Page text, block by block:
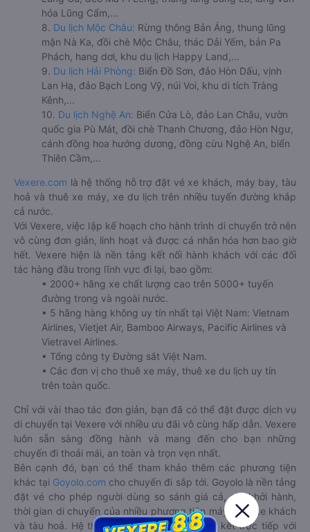
hóa Lũng Cẩm,...
8. Du lịch Mộc Châu: Rừng thông Bản Áng, thung lũng
mận Nà Ka, đồi chè Mộc Châu, thác Dải Yếm, bản Pa
Phách, hang dơi, khu du lịch Happy Land,...
9. Du lịch Hải Phòng: Biển Đồ Sơn, đảo Hòn Dấu, vịnh
Lan Hạ, đảo Bạch Long Vỹ, núi Voi, khu di tích Tràng
Kênh,...
10. Du lịch Nghệ An: Biển Cửa Lò, đảo Lan Châu, vườn
quốc gia Pù Mát, đồi chè Thanh Chương, đảo Hòn Ngư,
cánh đồng hoa hướng dương, đồng cừu Nghệ An, biển
Thiên Cầm,...
Vexere.com là hệ thống hỗ trợ đặt vé xe khách, máy bay, tàu
hoả và thuê xe máy, xe du lịch trên nhiều tuyến đường khắp
cả nước.
Với Vexere, việc lập kế hoạch cho hành trình di chuyển trở nên
vô cùng đơn giản, linh hoạt và được cá nhân hóa hơn bao giờ
hết. Vexere hiện là nền tảng kết nối hành khách với các đối
tác hàng đầu trong lĩnh vực đi lại, bao gồm:
• 2000+ hãng xe chất lượng cao trên 5000+ tuyến
đường trong và ngoài nước.
• 5 hãng hàng không uy tín nhất tại Việt Nam: Vietnam
Airlines, Vietjet Air, Bamboo Airways, Pacific Airlines và
Vietravel Airlines.
• Tổng công ty Đường sắt Việt Nam.
• Các đơn vị cho thuê xe máy, thuê xe du lịch uy tín
trên toàn quốc.
Chỉ với vài thao tác đơn giản, bạn đã có thể đặt được dịch vụ
di chuyển tại Vexere với nhiều ưu đãi vô cùng hấp dẫn. Vexere
luôn sẵn sàng đồng hành và mang đến cho bạn những
chuyến đi thoải mái, an toàn và trọn vẹn nhất.
Bên cạnh đó, bạn có thể tham khảo thêm các phương tiện
khác tại Goyolo.com cho chuyến đi sắp tới. Goyolo là nền tảng
đặt vé cho phép người dùng so sánh giá cả, giờ khởi hành,
thời gian di chuyển của nhiều phương tiện máy bay, xe khách
và tàu hoả. Hệ thống của Goyolo được liên kết trực tiếp với